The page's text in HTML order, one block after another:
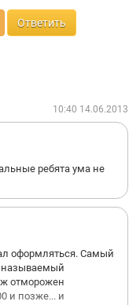
Ответить
10:40 14.06.2013
ребята ума не
оформляться. Самый
называемый
отморожен
и позже... и